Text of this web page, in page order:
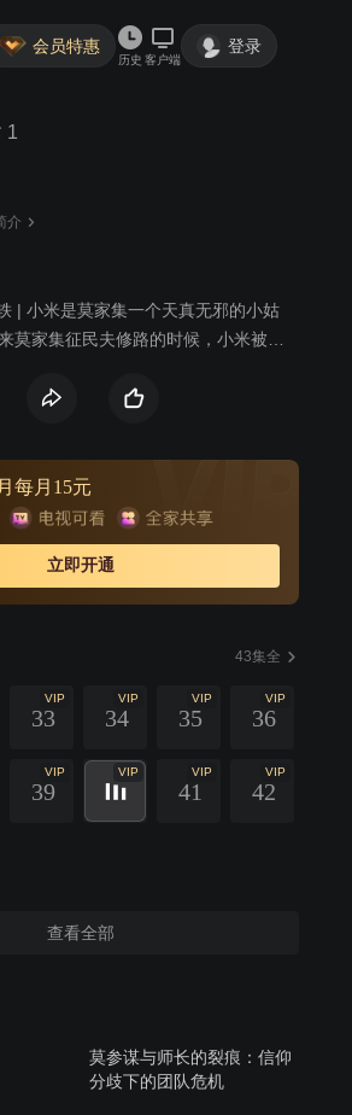
会员特惠
历史 客户端
登录
1
介
| 小米是莫家集一个天真无邪的小姑
莫家集征民夫修路的时候，小米被一
得到了日本兵的步枪。日军以在村子
为一个敢于主动出击杀鬼子的“刺客”，
先后被猎户正月、八路军和国军游击
也在患难中产生了感情。莫家集最终
明白了依靠自己一己之力是无法和侵
军的正确引导下，小米和正月成长为
每月15元
立即开通
43集全
VIP
33
VIP
34
VIP
35
VIP
36
VIP
39
VIP VIP
41
VIP
42
查看全部
莫参谋与师长的裂痕：信仰
分歧下的团队危机